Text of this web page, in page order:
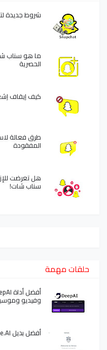
شروط جديدة
ما هو سناب
الحصرية
كيف إيقاف
طرق فعالة
المفقودة
هل تعرضت
سناب شات!
حلقات مهمة
وفيديو
أفضل بديل Venice.AI لـ ChatGPT و Gemini؟